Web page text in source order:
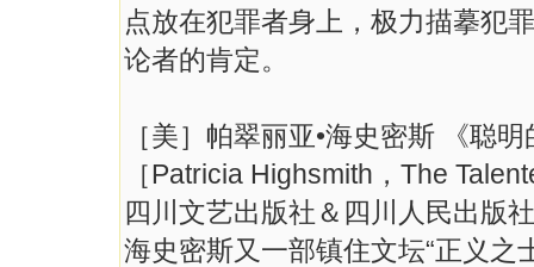
点放在犯罪者身上，极力描摹犯
论者的肯定。
［美］帕翠丽亚•海史密斯 《聪
［Patricia Highsmith，The
四川文艺出版社＆四川人民出版
海史密斯又一部镇住文坛“正义之